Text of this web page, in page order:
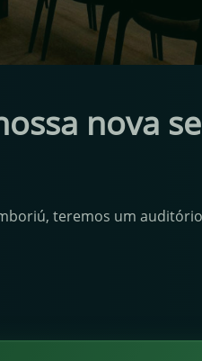
nova
teremos um